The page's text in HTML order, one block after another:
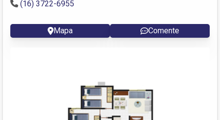
(16) 3722-6955
Mapa Comente